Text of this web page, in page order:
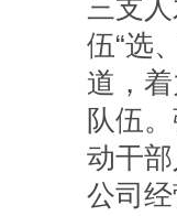
三支
伍“选
道，
队伍
动干
公司